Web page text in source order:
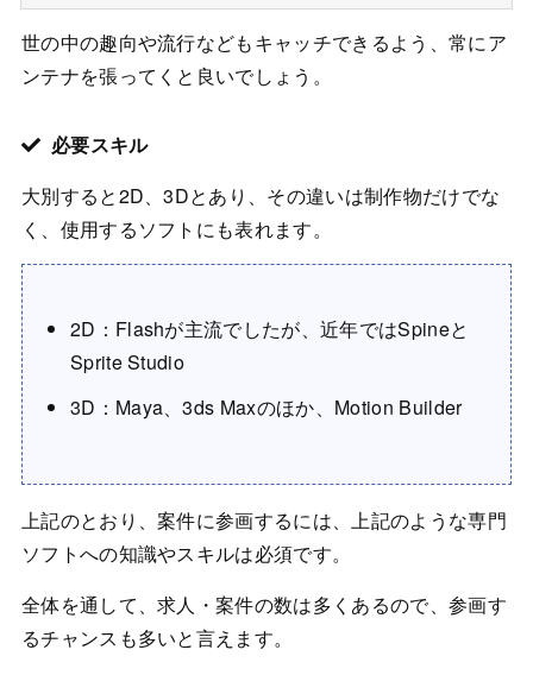
世の中の趣向や流行などもキャッチできるよう、常にア
ンテナを張ってくと良いでしょう。
必要スキル
大別すると2D、3Dとあり、その違いは制作物だけでな
く、使用するソフトにも表れます。
2D：Flashが主流でしたが、近年ではSpineと
Sprite Studio
3D：Maya、3ds Maxのほか、Motion Builder
上記のとおり、案件に参画するには、上記のような専門
ソフトへの知識やスキルは必須です。
全体を通して、求人・案件の数は多くあるので、参画す
るチャンスも多いと言えます。